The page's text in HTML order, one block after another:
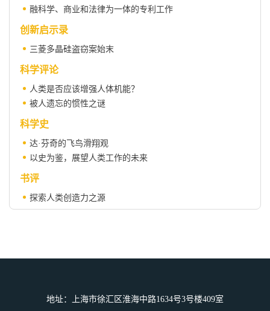
融科学、商业和法律为一体的专利工作
创新启示录
三菱多晶硅盗窃案始末
科学评论
人类是否应该增强人体机能？
被人遗忘的惯性之谜
科学史
达·芬奇的飞鸟滑翔观
以史为鉴，展望人类工作的未来
书评
探索人类创造力之源
科学人物
总目次地址：上海市徐汇区淮海中路1634号3号楼409室